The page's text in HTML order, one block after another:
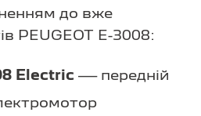
до вже
PEUGEOT E-3008:
Electric — передній